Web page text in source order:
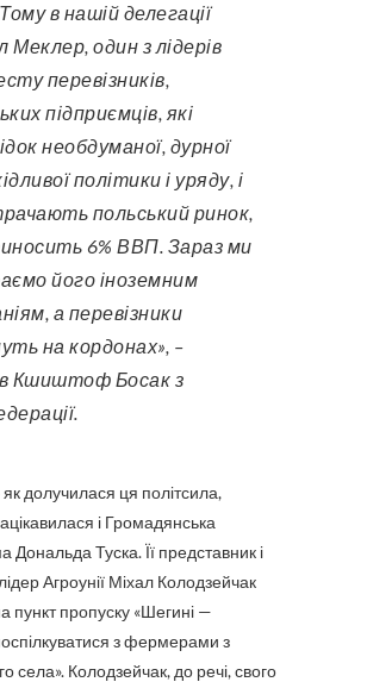
один з лідерів
перевізників,
підприємців, які
необдуманої, дурної
політики і уряду, і
польський ринок,
6% ВВП. Зараз ми
його іноземним
а перевізники
на кордонах», –
Кшиштоф Босак з
як долучилася ця політсила,
і Громадянська
Дональда Туска. Її представник і
Агроунії Міхал Колодзейчак
пункт пропуску «Шегині —
з фермерами з
села». Колодзейчак, до речі, свого